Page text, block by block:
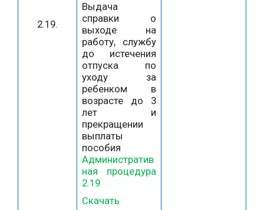
2.19.
Выдача
справки о
выходе на
работу, службу
до истечения
отпуска по
уходу за
ребенком в
возрасте до 3
лет и
прекращении
выплаты
пособия
Административ
ная процедура
2.19
Скачать